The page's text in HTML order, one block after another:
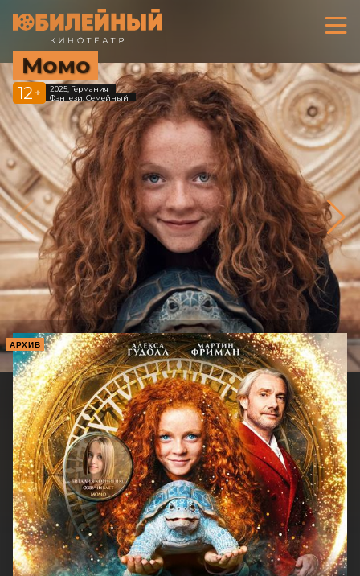
Момо
12 +
2025, Германия
Фэнтези, Семейный
АРХИВ